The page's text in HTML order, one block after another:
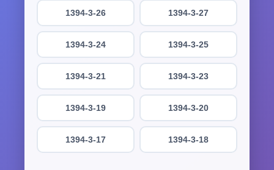
1394-3-27
1394-3-26
1394-3-25
1394-3-24
1394-3-23
1394-3-21
1394-3-20
1394-3-19
1394-3-18
1394-3-17